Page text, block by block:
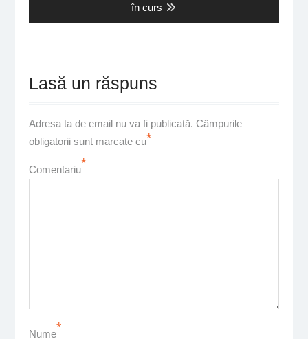
în curs
Lasă un răspuns
Adresa ta de email nu va fi publicată. Câmpurile
obligatorii sunt marcate cu*
Comentariu*
Nume*